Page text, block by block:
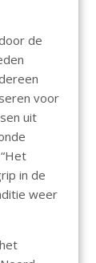
de
voor
uit
in de
weer